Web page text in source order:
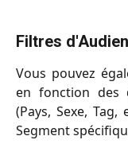
Filtres
Vous pouvez
en fonction des
(Pays, Sexe,
Segment